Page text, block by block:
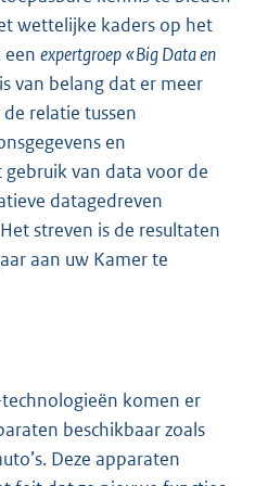
wettelijke kaders op het
een expertgroep «Big Data en
van belang dat er meer
relatie tussen
en
van data voor de
datagedreven
streven is de resultaten
aan uw Kamer te
komen er
beschikbaar zoals
Deze apparaten